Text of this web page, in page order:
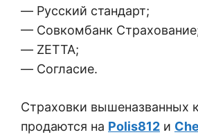
— Русский стандарт;
— Совкомбанк
— ZETTA;
— Согласие.
Страховки вышеназванных
продаются на Polis812 и